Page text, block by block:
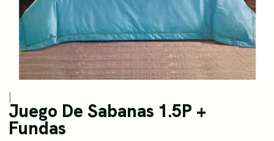
Juego De Sabanas 1.5P +
Fundas